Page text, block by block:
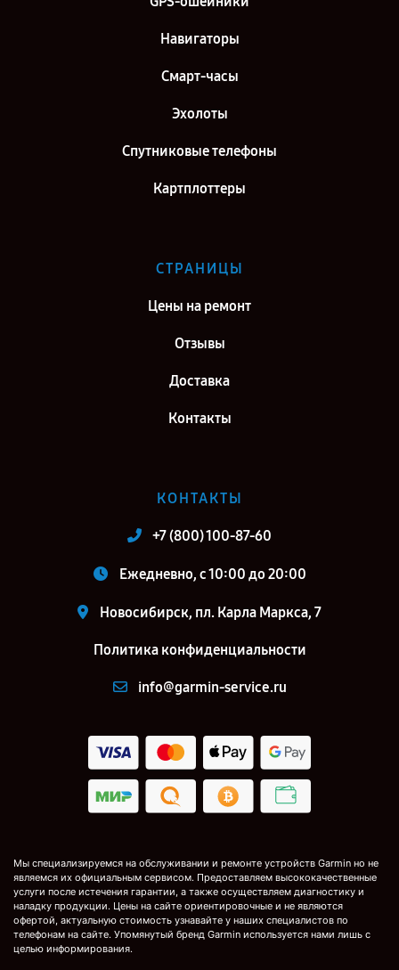
Навигаторы
Смарт-часы
Эхолоты
Спутниковые телефоны
Картплоттеры
СТРАНИЦЫ
Цены на ремонт
Отзывы
Доставка
Контакты
КОНТАКТЫ
+7 (800) 100-87-60
Ежедневно, с 10:00 до 20:00
Новосибирск, пл. Карла Маркса, 7
Политика конфиденциальности
info@garmin-service.ru
Мы специализируемся на обслуживании и ремонте устройств Garmin но не
являемся их официальным сервисом. Предоставляем высококачественные
услуги после истечения гарантии, а также осуществляем диагностику и
наладку продукции. Цены на сайте ориентировочные и не являются
офертой, актуальную стоимость узнавайте у наших специалистов по
телефонам на сайте. Упомянутый бренд Garmin используется нами лишь с
целью информирования.